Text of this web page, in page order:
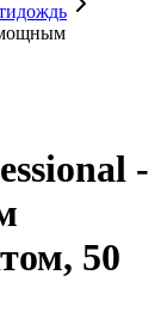
мощным
-
50